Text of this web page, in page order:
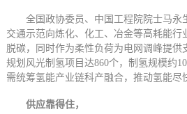
全国政协委员、中国工程院院士马永
交通示范向炼化、化工、冶金等高耗能行
脱碳，同时作为柔性负荷为电网调峰提供
规划风光制氢项目达860个，制氢规模约
需统筹氢能产业链科产融合，推动氢能尽
供应靠得住，